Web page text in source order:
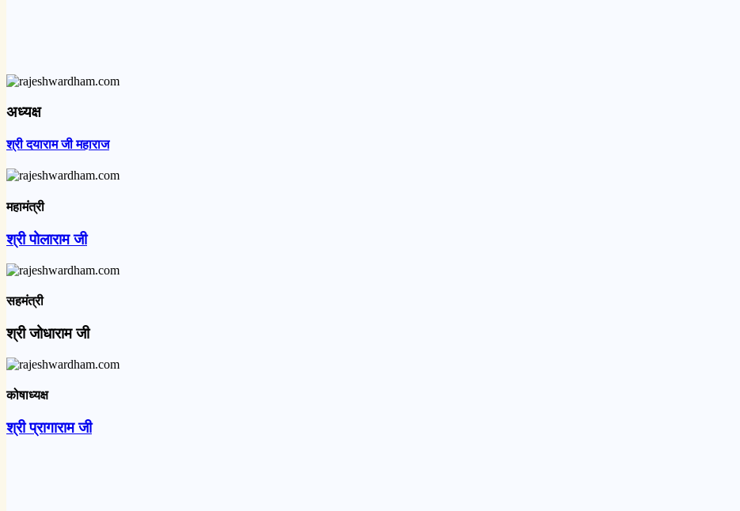
अध्यक्ष
श्री दयाराम जी महाराज
महामंत्री
श्री पोलाराम जी
सहमंत्री
श्री जोधाराम जी
कोषाध्यक्ष
श्री प्रागाराम जी